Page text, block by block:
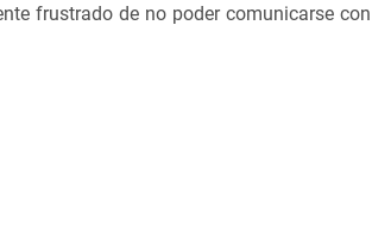
frustrado de no poder comunicarse con